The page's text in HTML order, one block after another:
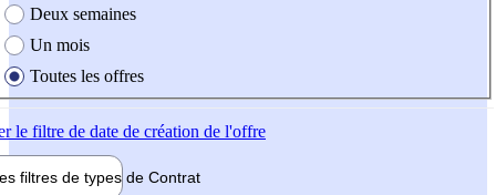
Deux semaines
Un mois
Toutes les offres
le filtre de date de création de l'offre
filtres de types de Contrat